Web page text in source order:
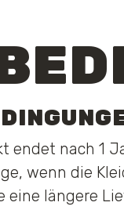
endet nach 1
wenn die
längere